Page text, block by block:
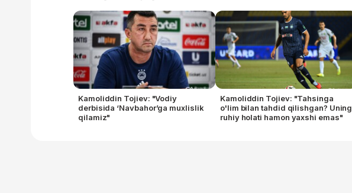
Kamoliddin Tojiev: "Vodiy
derbisida ‘Navbahor’ga muxlislik
qilamiz"
Kamoliddin Tojiev: "Tahsinga
o'lim bilan tahdid qilishgan? Uning
ruhiy holati hamon yaxshi emas"